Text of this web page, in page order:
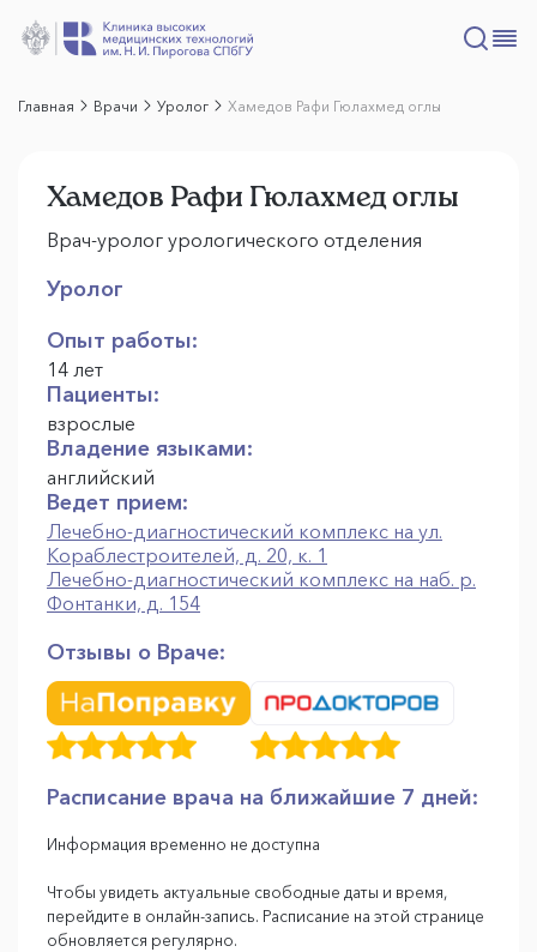
Главная Врачи Уролог Хамедов Рафи Гюлахмед оглы
Хамедов Рафи Гюлахмед оглы
Врач-уролог урологического отделения
Уролог
Опыт работы:
14 лет
Пациенты:
взрослые
Владение языками:
английский
Ведет прием:
Лечебно-диагностический комплекс на ул.
Кораблестроителей, д. 20, к. 1
Лечебно-диагностический комплекс на наб. р.
Фонтанки, д. 154
Отзывы о Враче:
Расписание врача на ближайшие 7 дней:
Информация временно не доступна
Чтобы увидеть актуальные свободные даты и время,
перейдите в онлайн-запись. Расписание на этой странице
обновляется регулярно.